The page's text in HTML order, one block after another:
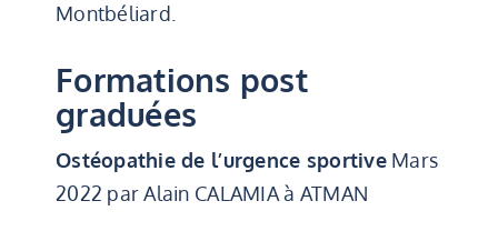
Montbéliard.
Formations post
graduées
Ostéopathie de l’urgence sportiveMars
2022 par Alain CALAMIA à ATMAN